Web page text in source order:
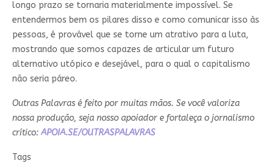
longo prazo se tornaria materialmente impossível. Se
entendermos bem os pilares disso e como comunicar isso às
pessoas, é provável que se torne um atrativo para a luta,
mostrando que somos capazes de articular um futuro
alternativo utópico e desejável, para o qual o capitalismo
não seria páreo.
Outras Palavras é feito por muitas mãos. Se você valoriza
nossa produção, seja nosso apoiador e fortaleça o jornalismo
crítico: APOIA.SE/OUTRASPALAVRAS
Tags